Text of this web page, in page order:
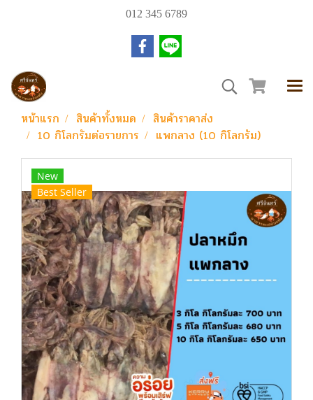
012 345 6789
หน้าแรก สินค้าทั้งหมด
สินค้าราคาส่ง
10 กิโลกรัมต่อรายการ
แพกลาง (10 กิโลกรัม)
New
Best Seller